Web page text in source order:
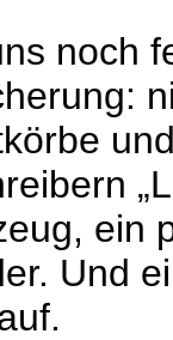
noch
ein
Und